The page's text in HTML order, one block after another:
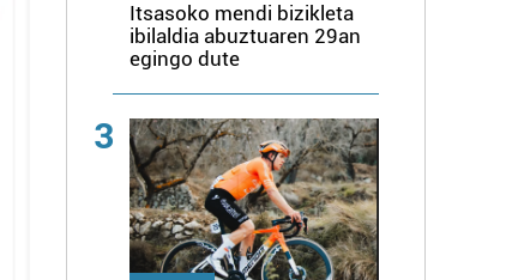
Itsasoko mendi bizikleta
ibilaldia abuztuaren 29an
egingo dute
3